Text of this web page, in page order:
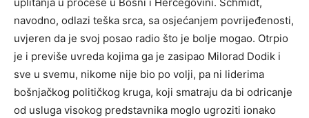
navodno, odlazi teška srca, sa osjećanjem povrijeđenosti,
uvjeren da je svoj posao radio što je bolje mogao. Otrpio
je i previše uvreda kojima ga je zasipao Milorad Dodik i
sve u svemu, nikome nije bio po volji, pa ni liderima
bošnjačkog političkog kruga, koji smatraju da bi odricanje
od usluga visokog predstavnika moglo ugroziti ionako